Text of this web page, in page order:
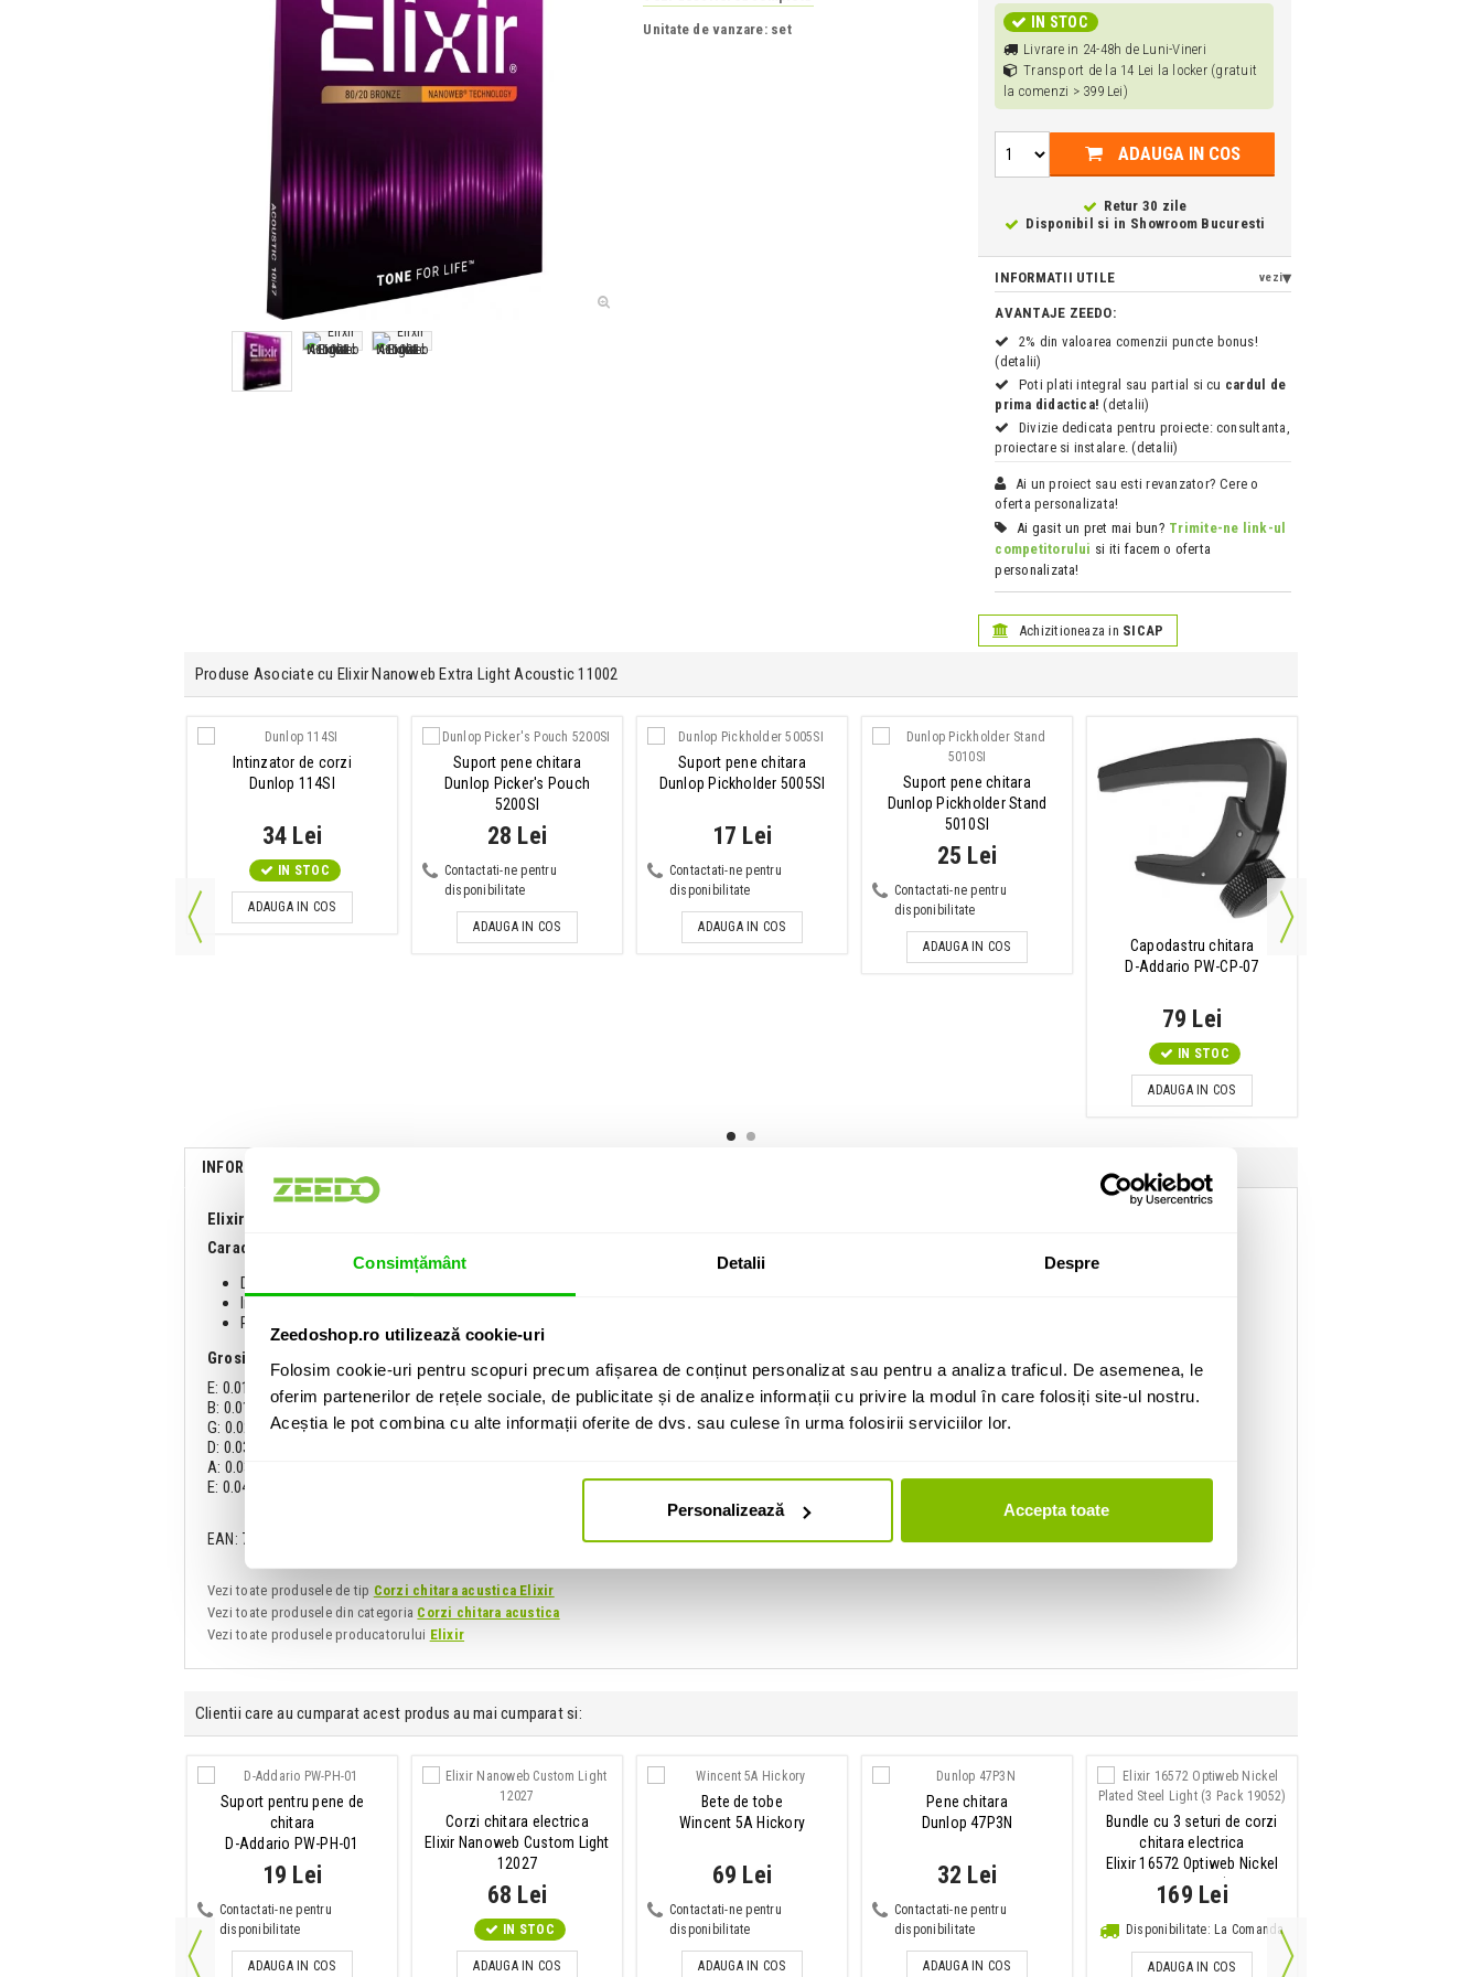
Consimțământ Detalii Despre
Zeedoshop.ro utilizează cookie-uri
Folosim cookie-uri pentru scopuri precum afișarea de conținut personalizat sau pentru a analiza traficul. De asemenea, le
oferim partenerilor de rețele sociale, de publicitate și de analize informații cu privire la modul în care folosiți site-ul nostru.
Aceștia le pot combina cu alte informații oferite de dvs. sau culese în urma folosirii serviciilor lor.
Personalizează Accepta toate
Unitate de vanzare: set IN STOC
Livrare in 24-48h de Luni-Vineri
Transport de la 14 Lei la locker (gratuit
la comenzi > 399 Lei)
ADAUGA IN COS
Retur 30 zile
Disponibil si in Showroom Bucuresti
INFORMATII UTILE vezi
AVANTAJE ZEEDO:
2% din valoarea comenzii puncte bonus!
(detalii)
Poti plati integral sau partial si cu cardul de
prima didactica! (detalii)
Divizie dedicata pentru proiecte: consultanta,
proiectare si instalare. (detalii)
Ai un proiect sau esti revanzator? Cere o
oferta personalizata!
Ai gasit un pret mai bun? Trimite-ne link-ul
competitorului si iti facem o oferta
personalizata!
Achizitioneaza in SICAP
Produse Asociate cu Elixir Nanoweb Extra Light Acoustic 11002
Intinzator de corzi
Dunlop 114SI
34 Lei
IN STOC
ADAUGA IN COS
Suport pene chitara
Dunlop Picker's Pouch
5200SI
28 Lei
Contactati-ne pentru
disponibilitate
ADAUGA IN COS
Suport pene chitara
Dunlop Pickholder 5005SI
17 Lei
Contactati-ne pentru
disponibilitate
ADAUGA IN COS
Suport pene chitara
Dunlop Pickholder Stand
5010SI
25 Lei
Contactati-ne pentru
disponibilitate
ADAUGA IN COS
Capodastru chitara
D-Addario PW-CP-07
79 Lei
IN STOC
ADAUGA IN COS
INFORMATII
Elixir Nanoweb Extra Light Acoustic 11002:
Caracteristici:
Dimensiune: Extra light 10 - 47
Invelis NANOWEB
Realizate din bronz 80/20
Grosime corzi:
E: 0.010"
B: 0.014"
G: 0.023"
D: 0.030"
A: 0.039"
E: 0.047"
EAN: 733132110025
Vezi toate produsele de tip Corzi chitara acustica Elixir
Vezi toate produsele din categoria Corzi chitara acustica
Vezi toate produsele producatorului Elixir
Clientii care au cumparat acest produs au mai cumparat si:
Suport pentru pene de
chitara
D-Addario PW-PH-01
19 Lei
Contactati-ne pentru
disponibilitate
ADAUGA IN COS
Corzi chitara electrica
Elixir Nanoweb Custom Light
12027
68 Lei
IN STOC
ADAUGA IN COS
Bete de tobe
Wincent 5A Hickory
69 Lei
Contactati-ne pentru
disponibilitate
ADAUGA IN COS
Pene chitara
Dunlop 47P3N
32 Lei
Contactati-ne pentru
disponibilitate
ADAUGA IN COS
Bundle cu 3 seturi de corzi
chitara electrica
Elixir 16572 Optiweb Nickel
Plated Steel Light (3 Pack...
169 Lei
Disponibilitate: La Comanda
ADAUGA IN COS